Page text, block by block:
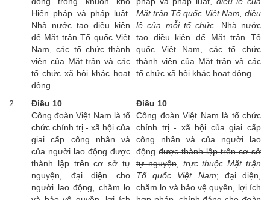
Hiến pháp và pháp luật.
Nhà nước tạo điều kiện
để Mặt trận Tổ quốc Việt
Nam, các tổ chức thành
viên của Mặt trận và các
tổ chức xã hội khác hoạt
động.
Mặt trận Tổ quốc Việt Nam, điều
lệ của mỗi tổ chức. Nhà nước
tạo điều kiện để Mặt trận Tổ
quốc Việt Nam, các tổ chức
thành viên của Mặt trận và các
tổ chức xã hội khác hoạt động.
2.
Điều 10
Công đoàn Việt Nam là tổ
chức chính trị - xã hội của
giai cấp công nhân và
của người lao động được
thành lập trên cơ sở tự
nguyện, đại diện cho
người lao động, chăm lo
Điều 10
Công đoàn Việt Nam là tổ chức
chính trị - xã hội của giai cấp
công nhân và của người lao
động được thành lập trên cơ sở
tự nguyện, trực thuộc Mặt trận
Tổ quốc Việt Nam; đại diện,
chăm lo và bảo vệ quyền, lợi ích